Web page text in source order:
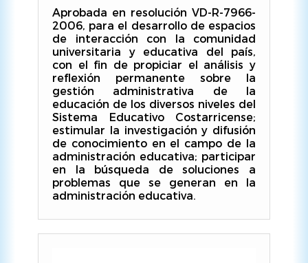
Aprobada en resolución VD-R-7966-
2006, para el desarrollo de espacios
de interacción con la comunidad
universitaria y educativa del país,
con el fin de propiciar el análisis y
reflexión permanente sobre la
gestión administrativa de la
educación de los diversos niveles del
Sistema Educativo Costarricense;
estimular la investigación y difusión
de conocimiento en el campo de la
administración educativa; participar
en la búsqueda de soluciones a
problemas que se generan en la
administración educativa.